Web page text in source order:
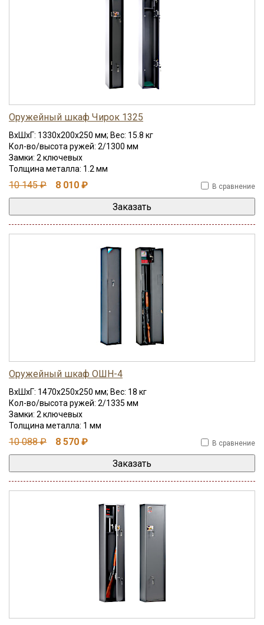
В сравнение
Оружейный шкаф Чирок 1325
ВхШхГ: 1330x200x250 мм; Вес: 15.8 кг
Кол-во/высота ружей: 2/1300 мм
Замки: 2 ключевых
Толщина металла: 1.2 мм
10 145 ₽ 8 010 ₽
В сравнение
Оружейный шкаф ОШН-4
ВхШхГ: 1470x250x250 мм; Вес: 18 кг
Кол-во/высота ружей: 2/1335 мм
Замки: 2 ключевых
Толщина металла: 1 мм
10 088 ₽ 8 570 ₽